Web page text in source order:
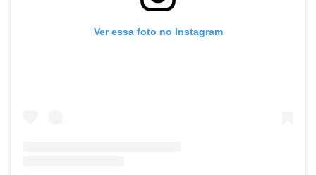
Ver essa foto no Instagram